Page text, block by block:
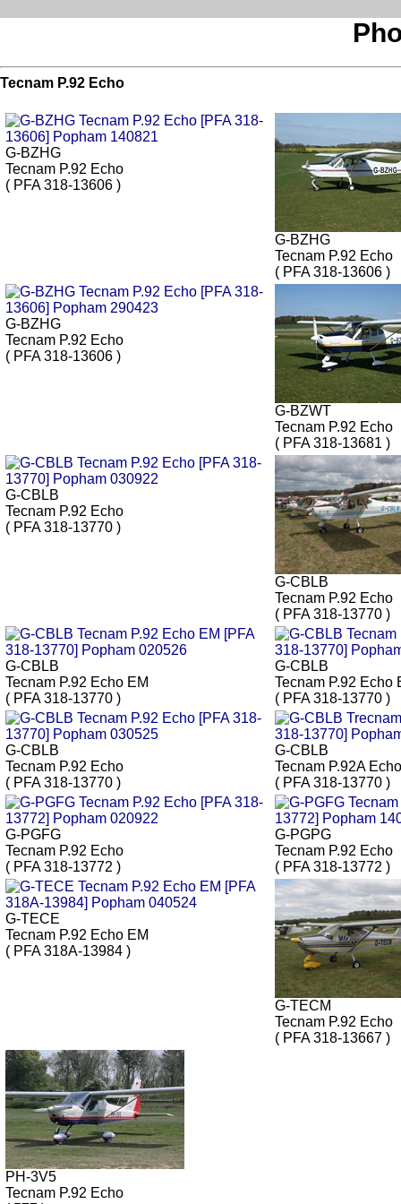
Tecnam P.92 Echo
G-BZHG
Tecnam P.92 Echo
( PFA 318-13606 )
G-BZHG
Tecnam P.92 Echo
( PFA 318-13606 )
G-BZHG
Tecnam P.92 Echo
( PFA 318-13606 )
G-BZWT
Tecnam P.92 Echo
( PFA 318-13681 )
G-CBLB
Tecnam P.92 Echo
( PFA 318-13770 )
G-CBLB
Tecnam P.92 Echo
( PFA 318-13770 )
G-CBLB
Tecnam P.92 Echo EM
( PFA 318-13770 )
G-CBLB
Tecnam P.92 Echo
( PFA 318-13770 )
G-CBLB
Tecnam P.92 Echo
( PFA 318-13770 )
G-CBLB
Tecnam P.92A Echo
( PFA 318-13770 )
G-PGFG
Tecnam P.92 Echo
( PFA 318-13772 )
G-PGPG
Tecnam P.92 Echo
( PFA 318-13772 )
G-TECE
Tecnam P.92 Echo EM
( PFA 318A-13984 )
G-TECM
Tecnam P.92 Echo
( PFA 318-13667 )
PH-3V5
Tecnam P.92 Echo